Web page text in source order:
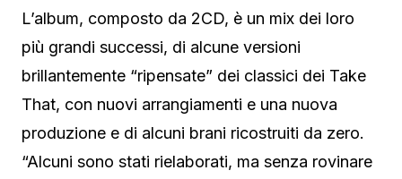
L’album, composto da 2CD, è un mix dei loro
più grandi successi, di alcune versioni
brillantemente “ripensate” dei classici dei Take
That, con nuovi arrangiamenti e una nuova
produzione e di alcuni brani ricostruiti da zero.
“Alcuni sono stati rielaborati, ma senza rovinare